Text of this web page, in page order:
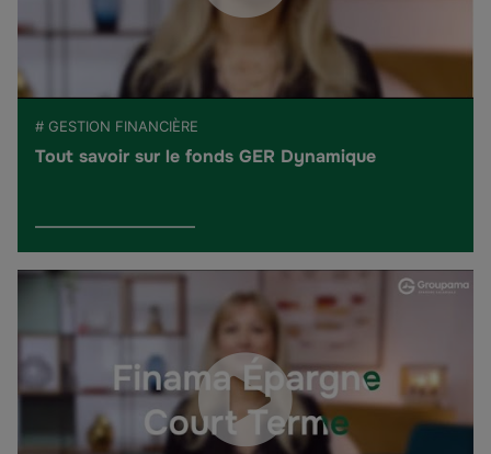
# GESTION FINANCIÈRE
Tout savoir sur le fonds GER Dynamique